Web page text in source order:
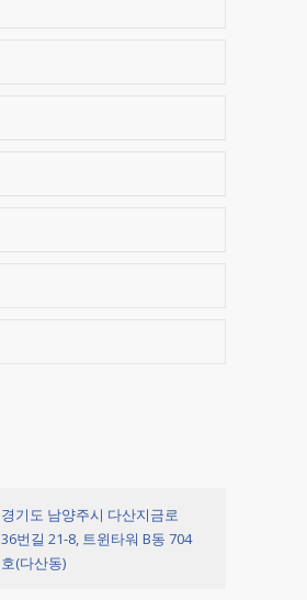
경기도 남양주시 다산지금로
36번길 21-8, 트윈타워 B동 704
호(다산동)